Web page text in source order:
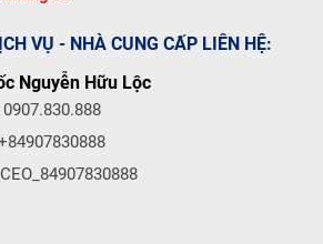
VỤ - NHÀ CUNG CẤP LIÊN HỆ:
Nguyễn Hữu Lộc